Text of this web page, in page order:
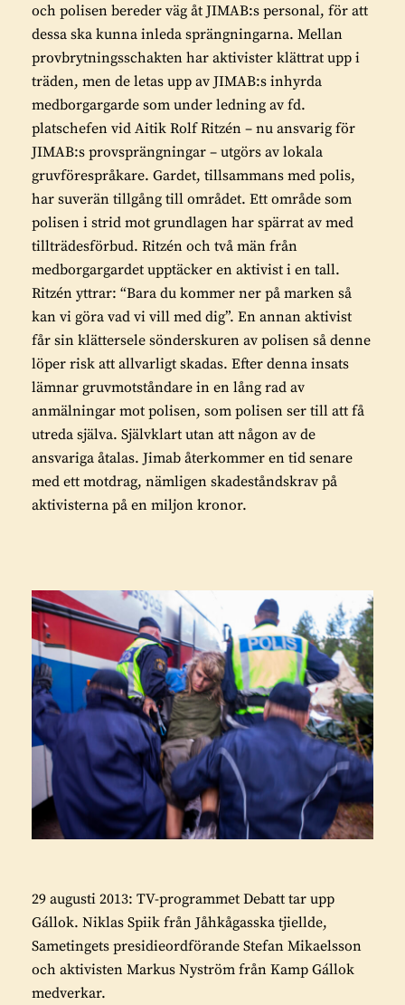
och polisen bereder väg åt JIMAB:s personal, för att
dessa ska kunna inleda sprängningarna. Mellan
provbrytningsschakten har aktivister klättrat upp i
träden, men de letas upp av JIMAB:s inhyrda
medborgargarde som under ledning av fd.
platschefen vid Aitik Rolf Ritzén – nu ansvarig för
JIMAB:s provsprängningar – utgörs av lokala
gruvförespråkare. Gardet, tillsammans med polis,
har suverän tillgång till området. Ett område som
polisen i strid mot grundlagen har spärrat av med
tillträdesförbud. Ritzén och två män från
medborgargardet upptäcker en aktivist i en tall.
Ritzén yttrar: “Bara du kommer ner på marken så
kan vi göra vad vi vill med dig”. En annan aktivist
får sin klättersele sönderskuren av polisen så denne
löper risk att allvarligt skadas. Efter denna insats
lämnar gruvmotståndare in en lång rad av
anmälningar mot polisen, som polisen ser till att få
utreda själva. Självklart utan att någon av de
ansvariga åtalas. Jimab återkommer en tid senare
med ett motdrag, nämligen skadeståndskrav på
aktivisterna på en miljon kronor.
29 augusti 2013: TV-programmet Debatt tar upp
Gállok. Niklas Spiik från Jåhkågasska tjiellde,
Sametingets presidieordförande Stefan Mikaelsson
och aktivisten Markus Nyström från Kamp Gállok
medverkar.